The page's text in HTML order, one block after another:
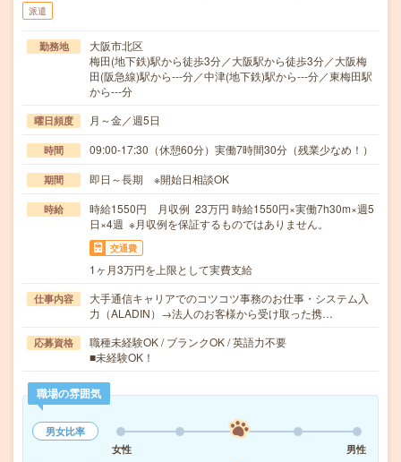
派遣
勤務地
大阪市北区
梅田(地下鉄)駅から徒歩3分／大阪駅から徒歩3分／大阪梅
田(阪急線)駅から---分／中津(地下鉄)駅から---分／東梅田駅
から---分
曜日頻度 月～金／週5日
時間 09:00-17:30（休憩60分）実働7時間30分（残業少なめ！）
期間 即日～長期 ※開始日相談OK
時給
時給1550円 月収例 23万円 時給1550円×実働7h30m×週5
日×4週 ※月収例を保証するものではありません。
交通費
1ヶ月3万円を上限として実費支給
仕事内容
大手通信キャリアでのコツコツ事務のお仕事・システム入
力（ALADIN）→法人のお客様から受け取った携…
応募資格
職種未経験OK / ブランクOK / 英語力不要
■未経験OK！
職場の雰囲気
男女比率
女性
男性